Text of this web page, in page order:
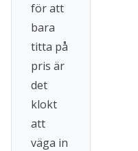
för att
bara
titta på
pris är
det
klokt
att
väga in